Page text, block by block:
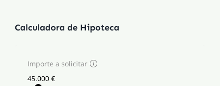
Calculadora de Hipoteca
Importe a solicitar